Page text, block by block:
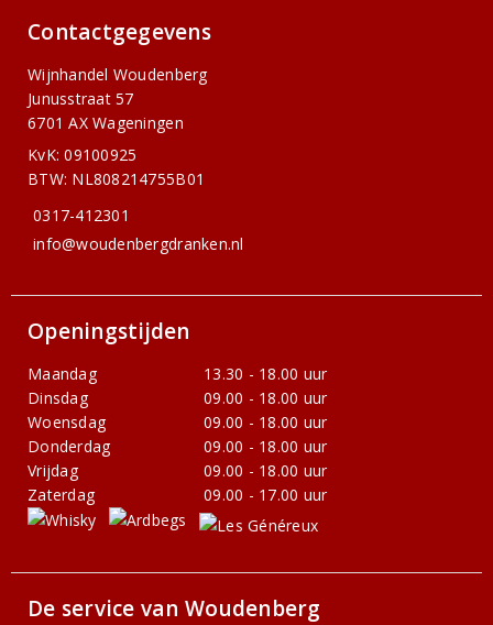
Contactgegevens
Wijnhandel Woudenberg
Junusstraat 57
6701 AX Wageningen
KvK: 09100925
BTW: NL808214755B01
0317-412301
info@woudenbergdranken.nl
Openingstijden
Maandag
13.30 - 18.00 uur
Dinsdag
09.00 - 18.00 uur
Woensdag
09.00 - 18.00 uur
Donderdag
09.00 - 18.00 uur
Vrijdag
09.00 - 18.00 uur
Zaterdag
09.00 - 17.00 uur
De service van Woudenberg